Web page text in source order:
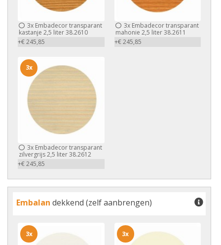
3x Embadecor transparant
kastanje 2,5 liter 38.2610
+€ 245,85
3xEmbadecor transparant
mahonie 2,5 liter 38.2611
+€ 245,85
3x Embadecor transparant
zilvergrijs 2,5 liter 38.2612
+€ 245,85
3x
Embalan dekkend (zelf aanbrengen)
3x 3x